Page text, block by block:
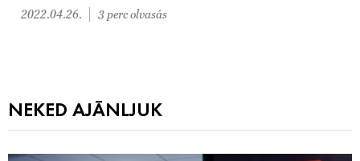
2022.04.26. 3 perc olvasás
NEKED AJÁNLJUK